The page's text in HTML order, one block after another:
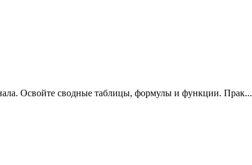
Освойте сводные таблицы, формулы и функции. Прак...